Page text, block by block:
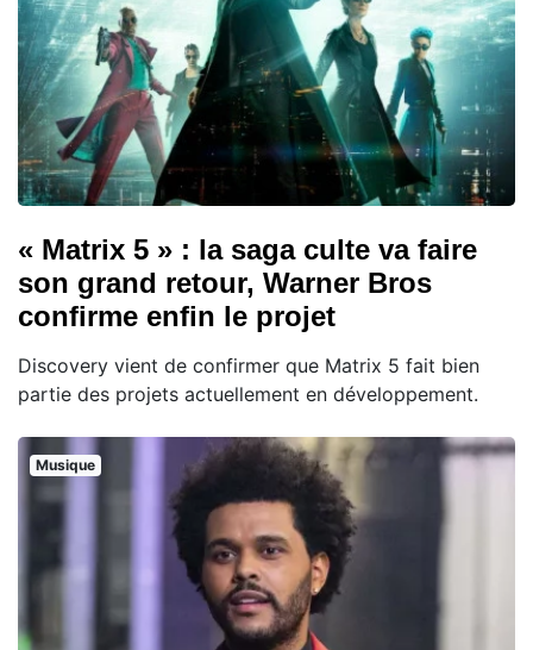
« Matrix 5 » : la saga culte va faire
son grand retour, Warner Bros
confirme enfin le projet
Discovery vient de confirmer que Matrix 5 fait bien
partie des projets actuellement en développement.
Musique